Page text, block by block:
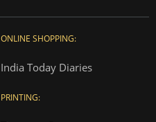
ONLINE SHOPPING:
India Today Diaries
PRINTING: